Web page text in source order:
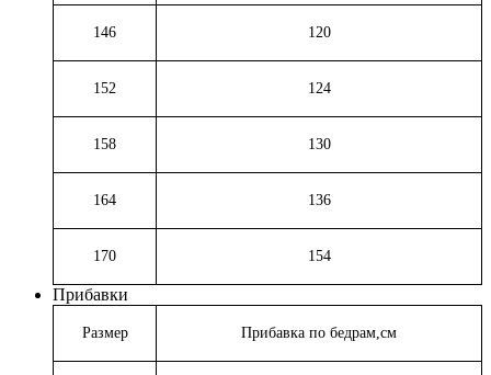
146 120
152 124
158 130
164 136
170 154
Прибавки
Размер Прибавка по бедрам,см